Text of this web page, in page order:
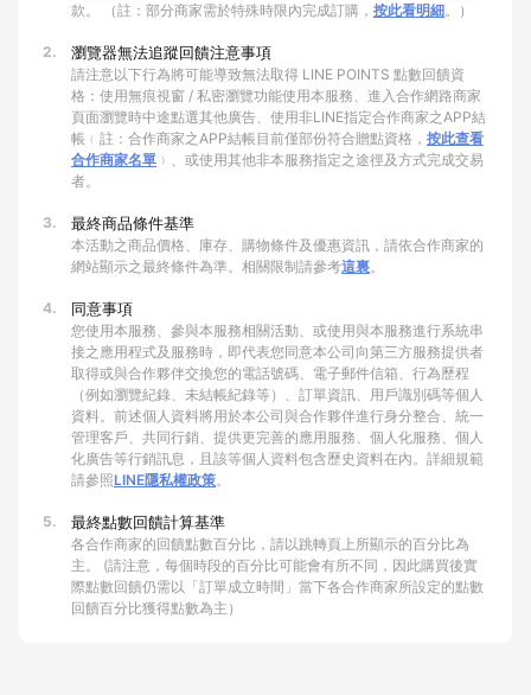
款。 （註：部分商家需於特殊時限內完成訂購， 按此看明細。）
2. 瀏覽器無法追蹤回饋注意事項
請注意以下行為將可能導致無法取得 LINE POINTS 點數回饋資
格：使用無痕視窗 / 私密瀏覽功能使用本服務、進入合作網路商家
頁面瀏覽時中途點選其他廣告、使用非LINE指定合作商家之APP結
帳﹙註：合作商家之APP結帳目前僅部份符合贈點資格， 按此查看
合作商家名單 ﹚、或使用其他非本服務指定之途徑及方式完成交易
者。
3. 最終商品條件基準
本活動之商品價格、庫存、購物條件及優惠資訊，請依合作商家的
網站顯示之最終條件為準。相關限制請參考這裏。
4. 同意事項
您使用本服務、參與本服務相關活動、或使用與本服務進行系統串
接之應用程式及服務時，即代表您同意本公司向第三方服務提供者
取得或與合作夥伴交換您的電話號碼、電子郵件信箱、行為歷程
（例如瀏覽紀錄、未結帳紀錄等）、訂單資訊、用戶識別碼等個人
資料。前述個人資料將用於本公司與合作夥伴進行身分整合、統一
管理客戶、共同行銷、提供更完善的應用服務、個人化服務、個人
化廣告等行銷訊息，且該等個人資料包含歷史資料在內。詳細規範
請參照LINE隱私權政策。
5. 最終點數回饋計算基準
各合作商家的回饋點數百分比，請以跳轉頁上所顯示的百分比為
主。 (請注意，每個時段的百分比可能會有所不同，因此購買後實
際點數回饋仍需以「訂單成立時間」當下各合作商家所設定的點數
回饋百分比獲得點數為主）